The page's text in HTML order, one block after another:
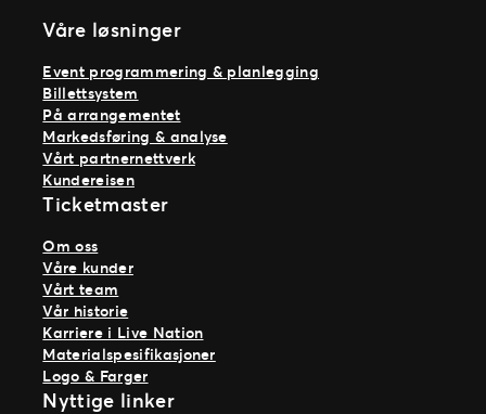
Våre løsninger
Event programmering & planlegging
Billettsystem
På arrangementet
Markedsføring & analyse
Vårt partnernettverk
Kundereisen
Ticketmaster
Om oss
Våre kunder
Vårt team
Vår historie
Karriere i Live Nation
Materialspesifikasjoner
Logo & Farger
Nyttige linker